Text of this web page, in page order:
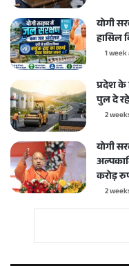
योगी
हासिल
1
प्रदेश
पुल दे
2
योगी
करोड़
2